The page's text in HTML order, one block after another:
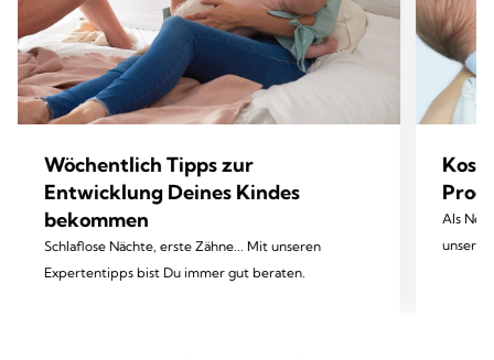
Wöchentlich Tipps zur
Entwicklung Deines Kindes
bekommen
Schlaflose Nächte, erste Zähne... Mit unseren
Expertentipps bist Du immer gut beraten.
Als
unsere